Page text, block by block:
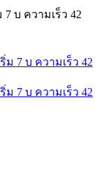
บ ความเร็ว 42